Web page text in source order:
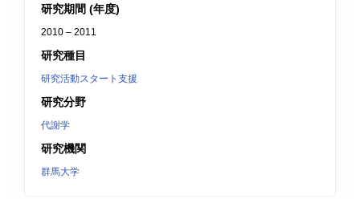
研究期間 (年度)
2010 – 2011
研究種目
研究活動スタート支援
研究分野
代謝学
研究機関
群馬大学